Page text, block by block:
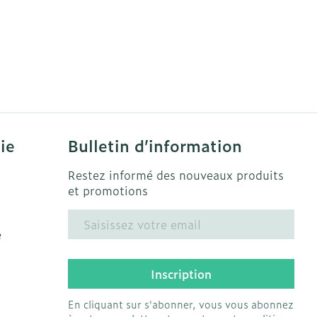
Bulletin d’information
Restez informé des nouveaux produits
et promotions
Adresse mail
Inscription
En cliquant sur s'abonner, vous vous abonnez